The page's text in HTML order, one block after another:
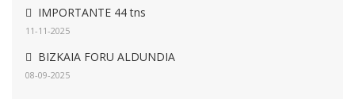
IMPORTANTE 44 tns
11-11-2025
BIZKAIA FORU ALDUNDIA
08-09-2025